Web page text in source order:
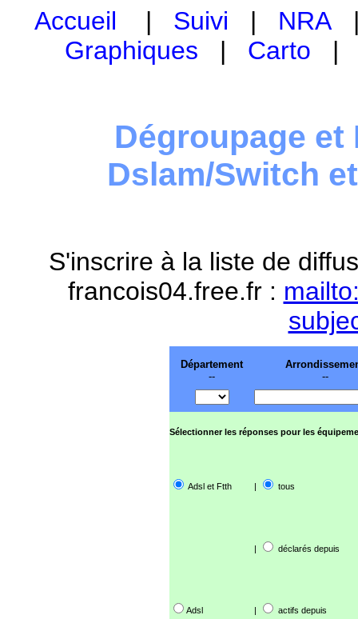
Accueil | Suivi | NRA
Graphiques | Carto
Dégroupage et
Dslam/Switch
S'inscrire à la liste de
francois04.free.fr :
Département
--
--
Sélectionner les réponses pour les
Adsl et Ftth | tous
| déclarés depuis
Adsl | actifs depuis